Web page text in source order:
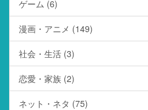
ゲーム (6)
漫画・アニメ (149)
社会・生活 (3)
恋愛・家族 (2)
ネット・ネタ (75)